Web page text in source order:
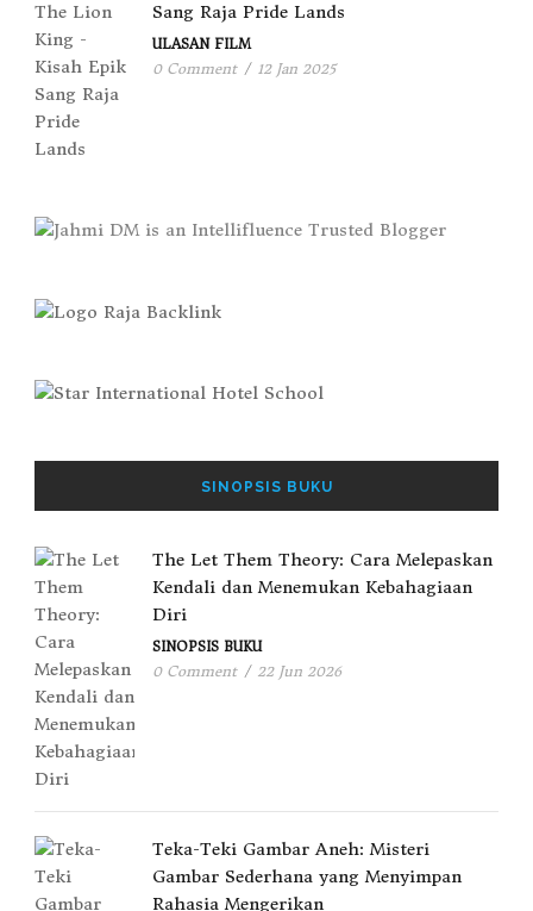
Sang Raja Pride Lands
ULASAN FILM
0 Comment / 12 Jan 2025
SINOPSIS BUKU
The Let Them Theory: Cara Melepaskan
Kendali dan Menemukan Kebahagiaan
Diri
SINOPSIS BUKU
0 Comment / 22 Jun 2026
Teka-Teki Gambar Aneh: Misteri
Gambar Sederhana yang Menyimpan
Rahasia Mengerikan